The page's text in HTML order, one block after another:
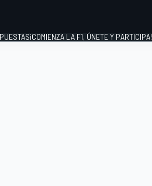
¡COMIENZA LA F1, ÚNETE Y PARTICIPA!